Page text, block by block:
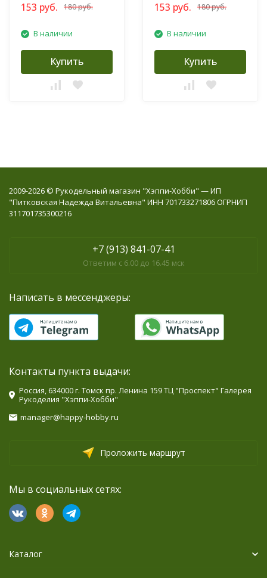
153 руб. 180 руб.
В наличии
Купить
153 руб. 180 руб.
В наличии
Купить
2009-2026 © Рукодельный магазин "Хэппи-Хобби" — ИП
"Питковская Надежда Витальевна" ИНН 701733271806 ОГРНИП
311701735300216
+7 (913) 841-07-41
Ответим с 6.00 до 16.45 мск
Написать в мессенджеры:
Контакты пункта выдачи:
Россия, 634000 г. Томск пр. Ленина 159 ТЦ "Проспект" Галерея
Рукоделия "Хэппи-Хобби"
manager@happy-hobby.ru
Проложить маршрут
Мы в социальных сетях:
Каталог